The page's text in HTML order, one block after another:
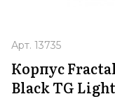
Арт. 13735
Корпус
Black TG